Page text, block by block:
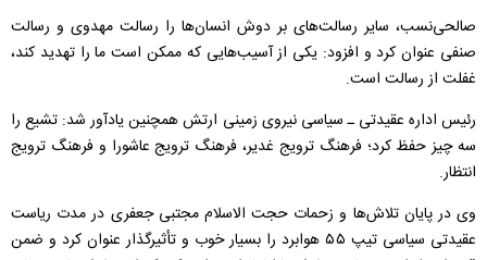
صالحی‌نسب، سایر رسالت‌های بر دوش انسان‌ها را رسالت مهدوی و رسالت
صنفی عنوان كرد و افزود: یكی از آسیب‌هایی كه ممكن است ما را تهدید كند،
غفلت از رسالت است.
رئیس اداره عقیدتی ـ سیاسی نیروی زمینی ارتش همچنین یادآور شد: تشیع را
سه چیز حفظ كرد؛ فرهنگ ترویج غدیر، فرهنگ ترویج عاشورا و فرهنگ ترویج
انتظار.
وی در پایان تلاش‌ها و زحمات حجت الاسلام مجتبی جعفری در مدت ریاست
عقیدتی سیاسی تیپ ۵۵ هوابرد را بسیار خوب و تأثیرگذار عنوان كرد و ضمن